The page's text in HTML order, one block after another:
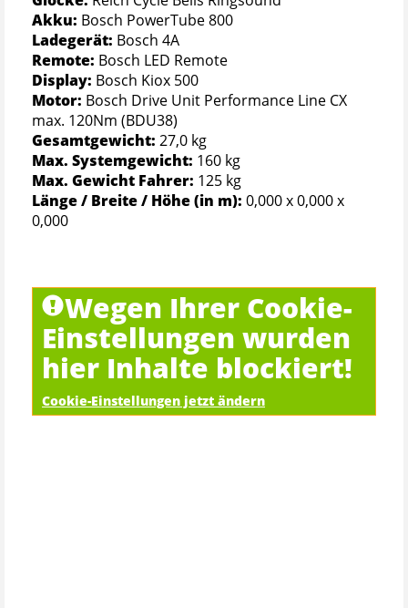
Akku: Bosch PowerTube 800
Ladegerät: Bosch 4A
Remote: Bosch LED Remote
Display: Bosch Kiox 500
Motor: Bosch Drive Unit Performance Line CX
max. 120Nm (BDU38)
Gesamtgewicht: 27,0 kg
Max. Systemgewicht: 160 kg
Max. Gewicht Fahrer: 125 kg
Länge / Breite / Höhe (in m): 0,000 x 0,000 x
0,000
Wegen Ihrer Cookie-
Einstellungen wurden
hier Inhalte blockiert!
Cookie-Einstellungen jetzt ändern